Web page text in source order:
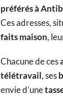
préférés à
Ces adresses,
faits maison,
Chacune de ces
télétravail, ses
envie d’une